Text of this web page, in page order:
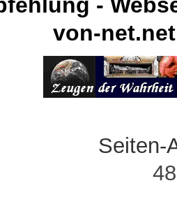
von-net.net
Seiten-